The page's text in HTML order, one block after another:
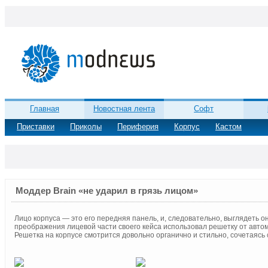
Главная Новостная лента Софт
Приставки
Приколы Периферия Корпус Кастом
Моддер Brain «не ударил в грязь лицом»
Лицо корпуса — это его передняя панель, и, следовательно, выглядеть
преображения лицевой части своего кейса использовал решетку от
Решетка на корпусе смотрится довольно органично и стильно,